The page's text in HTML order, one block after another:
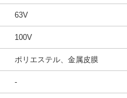
63V
100V
ポリエステル、金属皮膜
-